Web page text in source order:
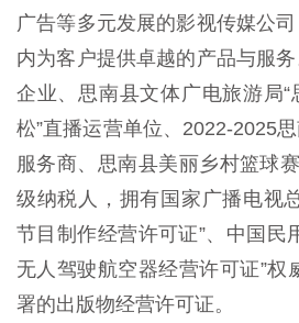
广告等多元发展的影视传媒公
内为客户提供卓越的产品与服
企业、思南县文体广电旅游局
松”直播运营单位、2022-2025
服务商、思南县美丽乡村篮球
级纳税人，拥有国家广播电视
节目制作经营许可证”、中国民
无人驾驶航空器经营许可证”权
署的出版物经营许可证。